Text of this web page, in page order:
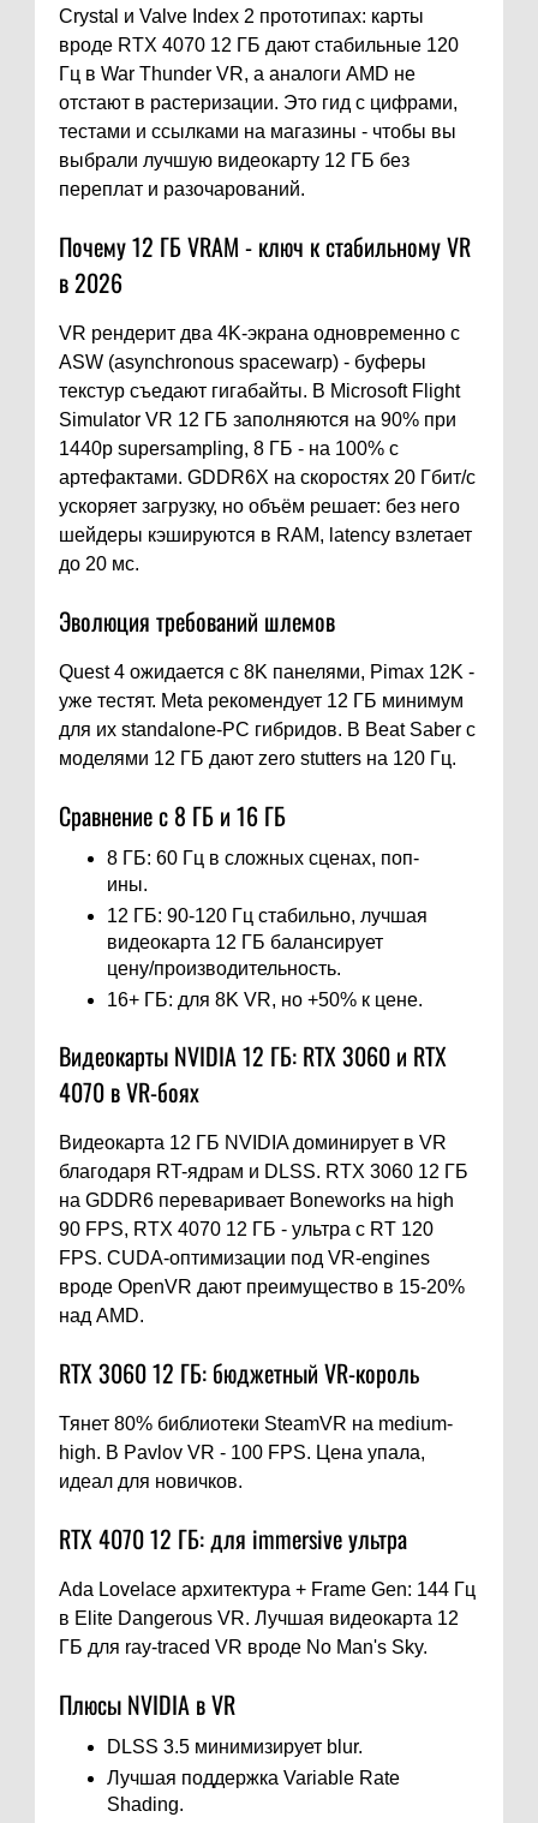
Crystal и Valve Index 2 прототипах: карты
вроде RTX 4070 12 ГБ дают стабильные 120
Гц в War Thunder VR, а аналоги AMD не
отстают в растеризации. Это гид с цифрами,
тестами и ссылками на магазины - чтобы вы
выбрали лучшую видеокарту 12 ГБ без
переплат и разочарований.
Почему 12 ГБ VRAM - ключ к стабильному VR
в 2026
VR рендерит два 4K-экрана одновременно с
ASW (asynchronous spacewarp) - буферы
текстур съедают гигабайты. В Microsoft Flight
Simulator VR 12 ГБ заполняются на 90% при
1440p supersampling, 8 ГБ - на 100% с
артефактами. GDDR6X на скоростях 20 Гбит/с
ускоряет загрузку, но объём решает: без него
шейдеры кэшируются в RAM, latency взлетает
до 20 мс.
Эволюция требований шлемов
Quest 4 ожидается с 8K панелями, Pimax 12K -
уже тестят. Meta рекомендует 12 ГБ минимум
для их standalone-PC гибридов. В Beat Saber с
моделями 12 ГБ дают zero stutters на 120 Гц.
Сравнение с 8 ГБ и 16 ГБ
8 ГБ: 60 Гц в сложных сценах, поп-
ины.
12 ГБ: 90-120 Гц стабильно, лучшая
видеокарта 12 ГБ балансирует
цену/производительность.
16+ ГБ: для 8K VR, но +50% к цене.
Видеокарты NVIDIA 12 ГБ: RTX 3060 и RTX
4070 в VR-боях
Видеокарта 12 ГБ NVIDIA доминирует в VR
благодаря RT-ядрам и DLSS. RTX 3060 12 ГБ
на GDDR6 переваривает Boneworks на high
90 FPS, RTX 4070 12 ГБ - ультра с RT 120
FPS. CUDA-оптимизации под VR-engines
вроде OpenVR дают преимущество в 15-20%
над AMD.
RTX 3060 12 ГБ: бюджетный VR-король
Тянет 80% библиотеки SteamVR на medium-
high. В Pavlov VR - 100 FPS. Цена упала,
идеал для новичков.
RTX 4070 12 ГБ: для immersive ультра
Ada Lovelace архитектура + Frame Gen: 144 Гц
в Elite Dangerous VR. Лучшая видеокарта 12
ГБ для ray-traced VR вроде No Man's Sky.
Плюсы NVIDIA в VR
DLSS 3.5 минимизирует blur.
Лучшая поддержка Variable Rate
Shading.